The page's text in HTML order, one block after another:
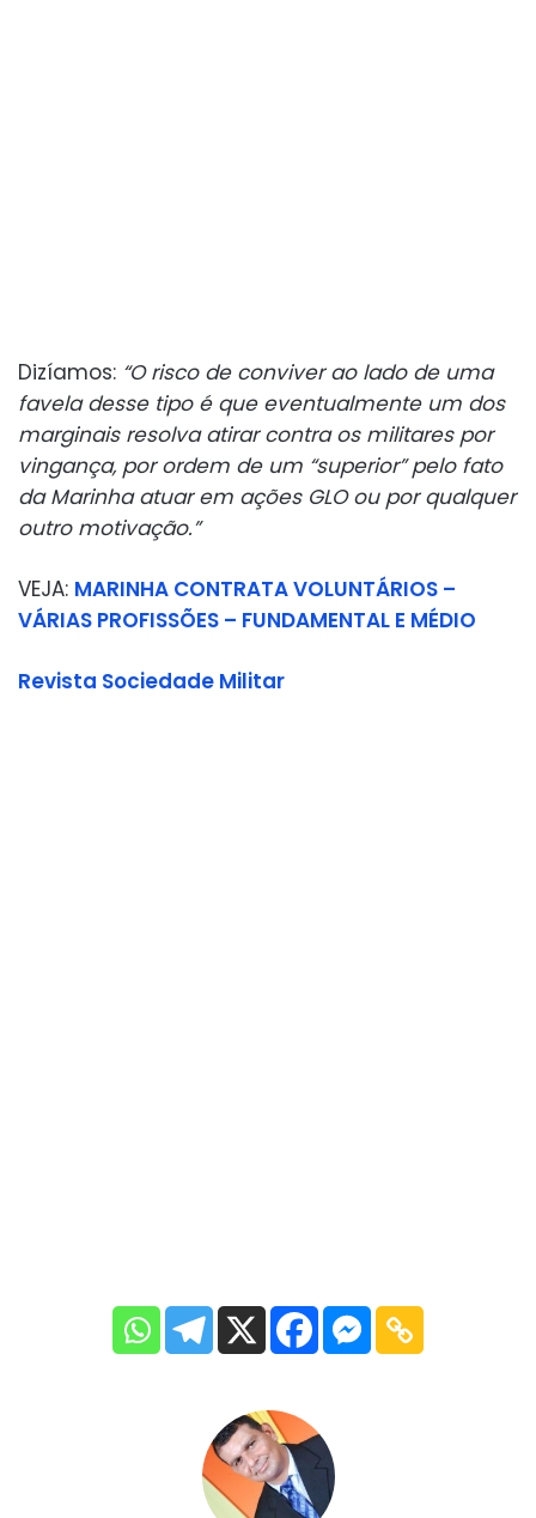
Dizíamos: “O risco de conviver ao lado de uma
favela desse tipo é que eventualmente um dos
marginais resolva atirar contra os militares por
vingança, por ordem de um “superior” pelo fato
da Marinha atuar em ações GLO ou por qualquer
outro motivação.”
VEJA: MARINHA CONTRATA VOLUNTÁRIOS –
VÁRIAS PROFISSÕES – FUNDAMENTAL E MÉDIO
Revista Sociedade Militar